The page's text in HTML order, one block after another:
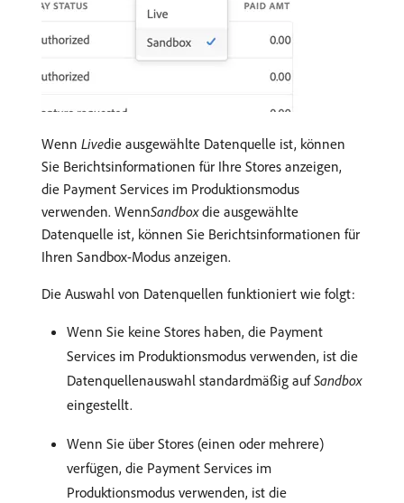
Wenn Live​die ausgewählte Datenquelle ist, können
Sie Berichtsinformationen für Ihre Stores anzeigen,
die Payment Services im Produktionsmodus
verwenden. Wenn​Sandboxdie ausgewählte
Datenquelle ist, können Sie Berichtsinformationen für
Ihren Sandbox-Modus anzeigen.
Die Auswahl von Datenquellen funktioniert wie folgt:
Wenn Sie keine Stores haben, die Payment
Services im Produktionsmodus verwenden, ist die
Datenquellenauswahl standardmäßig aufSandbox
eingestellt.
Wenn Sie über Stores (einen oder mehrere)
verfügen, die Payment Services im
Produktionsmodus verwenden, ist die